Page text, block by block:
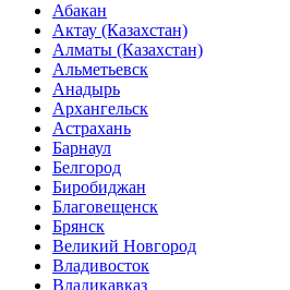
Абакан
Актау (Казахстан)
Алматы (Казахстан)
Альметьевск
Анадырь
Архангельск
Астрахань
Барнаул
Белгород
Биробиджан
Благовещенск
Брянск
Великий Новгород
Владивосток
Владикавказ